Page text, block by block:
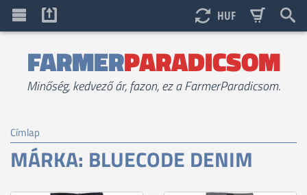
HUF
FARMERPARADICSOM
Minőség, kedvező ár, fazon, ez a FarmerParadicsom.
Címlap
MÁRKA: BLUECODE DENIM